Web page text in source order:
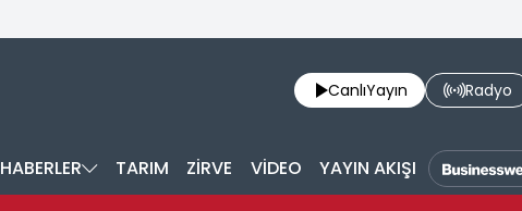
CanlıYayın Radyo
HABERLER TARIM ZİRVE VİDEO YAYIN AKIŞI